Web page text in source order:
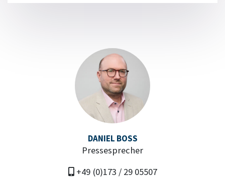
DANIEL BOSS
Pressesprecher
+49 (0)173 / 29 05507